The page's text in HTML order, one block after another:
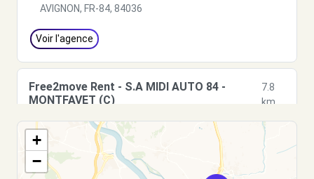
AVIGNON, FR-84, 84036
Voir l'agence
Free2move Rent - S.A MIDI AUTO 84 -
MONTFAVET (C)
7.8
km
350 AVENUE CHARLES VALENTE
MONTFAVET, FR-84, 84140
Voir l'agence
+
−